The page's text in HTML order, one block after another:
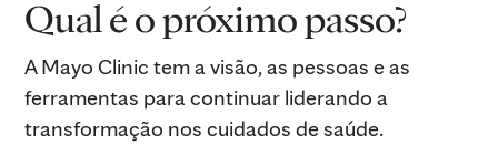
Qual é o próximo passo?
A Mayo Clinic tem a visão, as pessoas e as
ferramentas para continuar liderando a
transformação nos cuidados de saúde.